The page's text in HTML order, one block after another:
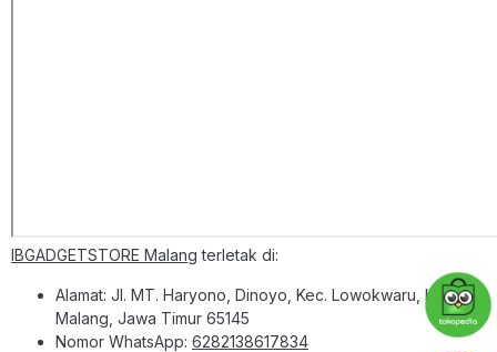
IBGADGETSTORE Malang terletak di:
Alamat: Jl. MT. Haryono, Dinoyo, Kec. Lowokwaru, Kota
Malang, Jawa Timur 65145
Nomor WhatsApp: 6282138617834